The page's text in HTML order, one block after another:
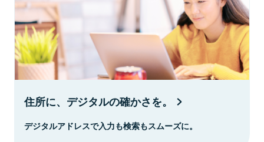
住所に、デジタルの確かさを。
デジタルアドレスで入力も検索もスムーズに。